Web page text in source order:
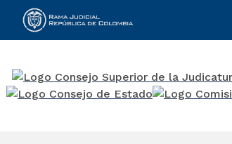
Rama Judicial